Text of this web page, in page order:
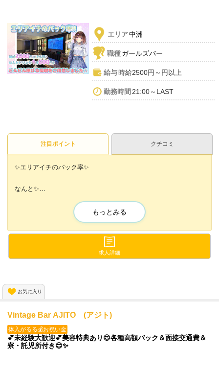
エリア中洲
職種ガールズバー
給与時給2500円～円以上
勤務時間 21:00～LAST
注目ポイント クチコミ
✨エリアイチのバック率✨
なんと✨
ドリンクバック1杯500円🍸
随時昇給もあって
想像以上に稼げる話題のガールズバー😍💕
＼✨今だけ！採用率ほぼ100％✨／
業績上昇中につき、
新規メンバー大募集中です💞
もっとみる
求人詳細
お気に入り
Vintage Bar AJITO (アジト)
体入がるる💰お祝い金
💕未経験大歓迎💕美容特典あり😍各種高額バック＆面接交通費＆
寮・託児所付き😊✨